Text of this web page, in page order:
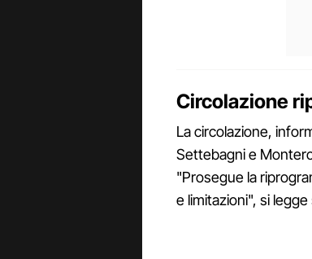
Circolazione
La circolazione,
Settebagni e
"Prosegue la
e limitazioni", si